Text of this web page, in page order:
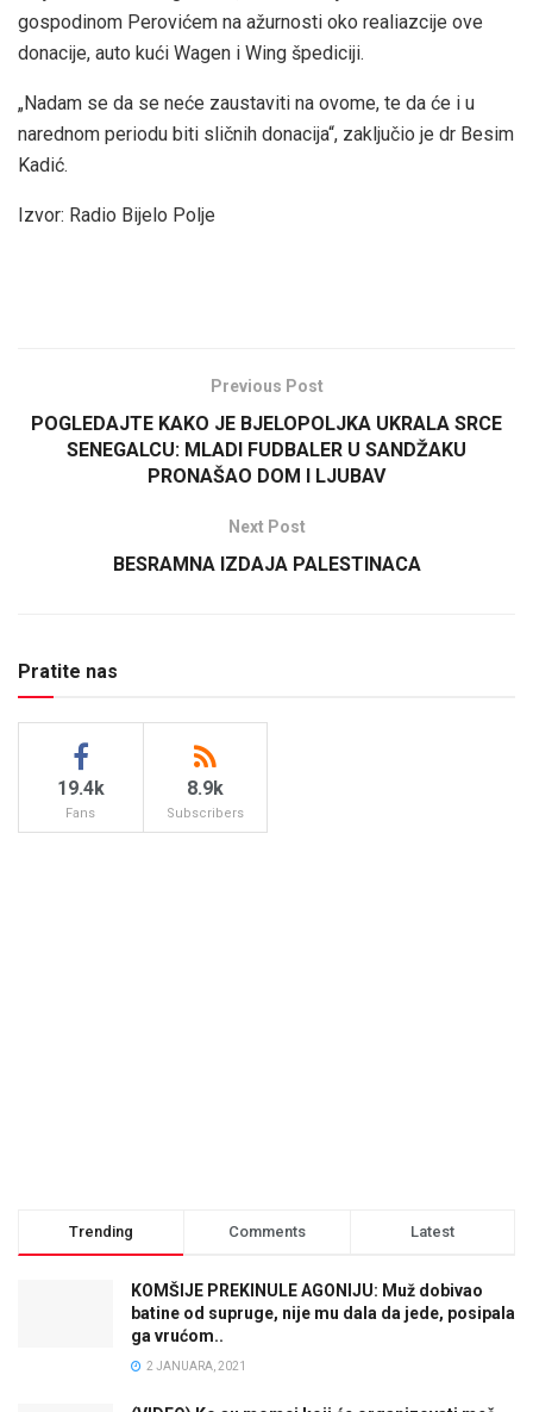
gospodinom Perovićem na ažurnosti oko realiazcije ove
donacije, auto kući Wagen i Wing špediciji.
„Nadam se da se neće zaustaviti na ovome, te da će i u
narednom periodu biti sličnih donacija“, zaključio je dr Besim
Kadić.
Izvor: Radio Bijelo Polje
Previous Post
POGLEDAJTE KAKO JE BJELOPOLJKA UKRALA SRCE
SENEGALCU: MLADI FUDBALER U SANDŽAKU
PRONAŠAO DOM I LJUBAV
Next Post
BESRAMNA IZDAJA PALESTINACA
Pratite nas
19.4k
Fans
8.9k
Subscribers
Trending Comments Latest
KOMŠIJE PREKINULE AGONIJU: Muž dobivao
batine od supruge, nije mu dala da jede, posipala
ga vrućom..
2 JANUARA, 2021